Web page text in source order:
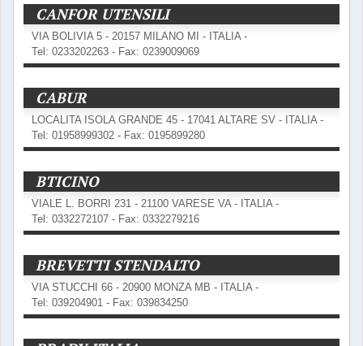
CANFOR UTENSILI
VIA BOLIVIA 5 - 20157 MILANO MI - ITALIA -
Tel: 0233202263 - Fax: 0239009069
CABUR
LOCALITA ISOLA GRANDE 45 - 17041 ALTARE SV - ITALIA -
Tel: 01958999302 - Fax: 0195899280
BTICINO
VIALE L. BORRI 231 - 21100 VARESE VA - ITALIA -
Tel: 0332272107 - Fax: 0332279216
BREVETTI STENDALTO
VIA STUCCHI 66 - 20900 MONZA MB - ITALIA -
Tel: 039204901 - Fax: 039834250